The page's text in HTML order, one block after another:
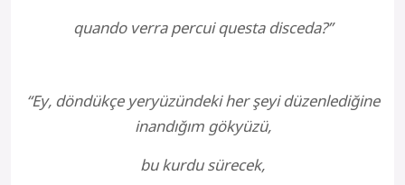
quando verra percui questa disceda?”
“Ey, döndükçe yeryüzündeki her şeyi düzenlediğine
inandığım gökyüzü,
bu kurdu sürecek,